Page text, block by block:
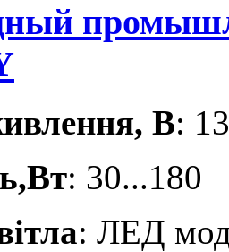
В:
: 30...180
: ЛЕД